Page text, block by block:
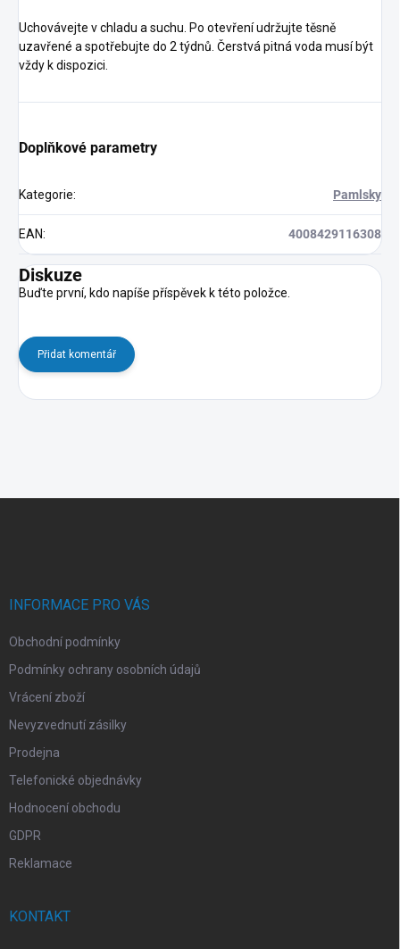
Uchovávejte v chladu a suchu. Po otevření udržujte těsně
uzavřené a spotřebujte do 2 týdnů. Čerstvá pitná voda musí být
vždy k dispozici.
Doplňkové parametry
Kategorie: Pamlsky
EAN: 4008429116308
Diskuze
Buďte první, kdo napíše příspěvek k této položce.
Přidat komentář
INFORMACE PRO VÁS
Obchodní podmínky
Podmínky ochrany osobních údajů
Vrácení zboží
Nevyzvednutí zásilky
Prodejna
Telefonické objednávky
Hodnocení obchodu
GDPR
Reklamace
KONTAKT